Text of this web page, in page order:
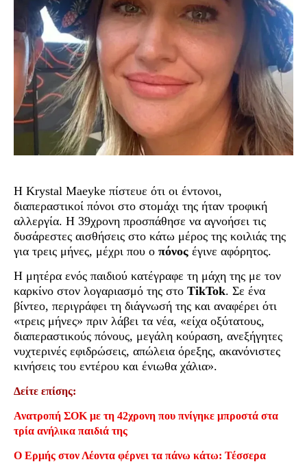
Η Krystal Maeyke πίστευε ότι οι έντονοι,
διαπεραστικοί πόνοι στο στομάχι της ήταν τροφική
αλλεργία. Η 39χρονη προσπάθησε να αγνοήσει τις
δυσάρεστες αισθήσεις στο κάτω μέρος της κοιλιάς της
για τρεις μήνες, μέχρι που ο πόνος έγινε αφόρητος.
Η μητέρα ενός παιδιού κατέγραφε τη μάχη της με τον
καρκίνο στον λογαριασμό της στο TikTok. Σε ένα
βίντεο, περιγράφει τη διάγνωσή της και αναφέρει ότι
«τρεις μήνες» πριν λάβει τα νέα, «είχα οξύτατους,
διαπεραστικούς πόνους, μεγάλη κούραση, ανεξήγητες
νυχτερινές εφιδρώσεις, απώλεια όρεξης, ακανόνιστες
κινήσεις του εντέρου και ένιωθα χάλια».
Δείτε επίσης:
Ανατροπή ΣΟΚ με τη 42χρονη που πνίγηκε μπροστά στα
τρία ανήλικα παιδιά της
Ο Ερμής στον Λέοντα φέρνει τα πάνω κάτω: Τέσσερα